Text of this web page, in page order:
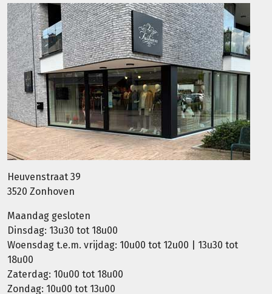
Heuvenstraat 39
3520 Zonhoven
Maandag gesloten
Dinsdag: 13u30 tot 18u00
Woensdag t.e.m. vrijdag: 10u00 tot 12u00 | 13u30 tot
18u00
Zaterdag: 10u00 tot 18u00
Zondag: 10u00 tot 13u00